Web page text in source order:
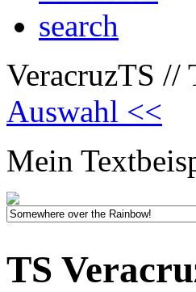
VeracruzTS
Auswahl <<
Mein
TS